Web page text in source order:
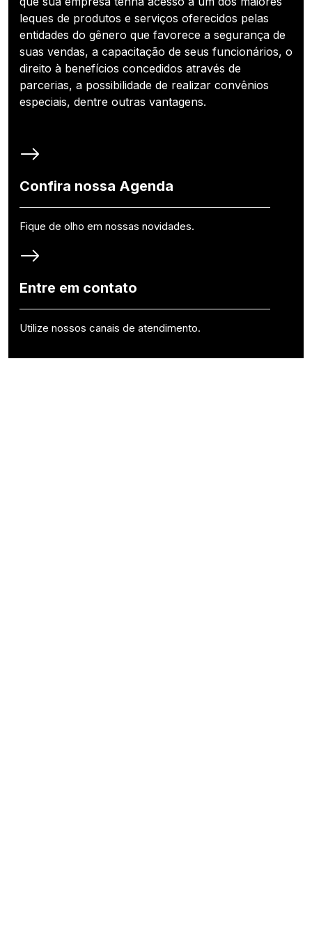
leques de produtos e serviços oferecidos pelas
entidades do gênero que favorece a segurança de
suas vendas, a capacitação de seus funcionários, o
direito à benefícios concedidos através de
parcerias, a possibilidade de realizar convênios
especiais, dentre outras vantagens.
Confira nossa Agenda
Fique de olho em nossas novidades.
Entre em contato
Utilize nossos canais de atendimento.